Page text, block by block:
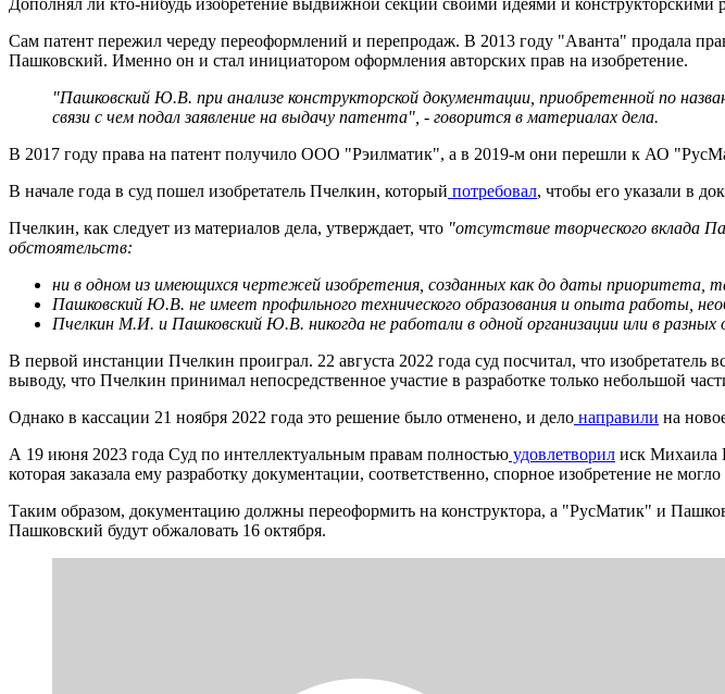
Сам патент пережил череду переоформлений и перепродаж. В 2013 году "Аванта" продала
Пашковский. Именно он и стал инициатором оформления авторских прав на изобретение.
"Пашковский Ю.В. при анализе конструкторской документации, приобретенной по
связи с чем подал заявление на выдачу патента", - говорится в материалах дела.
В 2017 году права на патент получило ООО "Рэилматик", а в 2019-м они перешли к АО
В начале года в суд пошел изобретатель Пчелкин, который потребовал, чтобы его указали в
Пчелкин, как следует из материалов дела, утверждает, что "отсутствие творческого вклада
обстоятельств:
ни в одном из имеющихся чертежей изобретения, созданных как до даты
Пашковский Ю.В. не имеет профильного технического образования и опыта работы,
Пчелкин М.И. и Пашковский Ю.В. никогда не работали в одной организации или в разных
В первой инстанции Пчелкин проиграл. 22 августа 2022 года суд посчитал, что
выводу, что Пчелкин принимал непосредственное участие в разработке только небольшой
Однако в кассации 21 ноября 2022 года это решение было отменено, и дело направили на
А 19 июня 2023 года Суд по интеллектуальным правам полностью удовлетворил иск Михаила
которая заказала ему разработку документации, соответственно, спорное изобретение не
Таким образом, документацию должны переоформить на конструктора, а "РусМатик" и
Пашковский будут обжаловать 16 октября.